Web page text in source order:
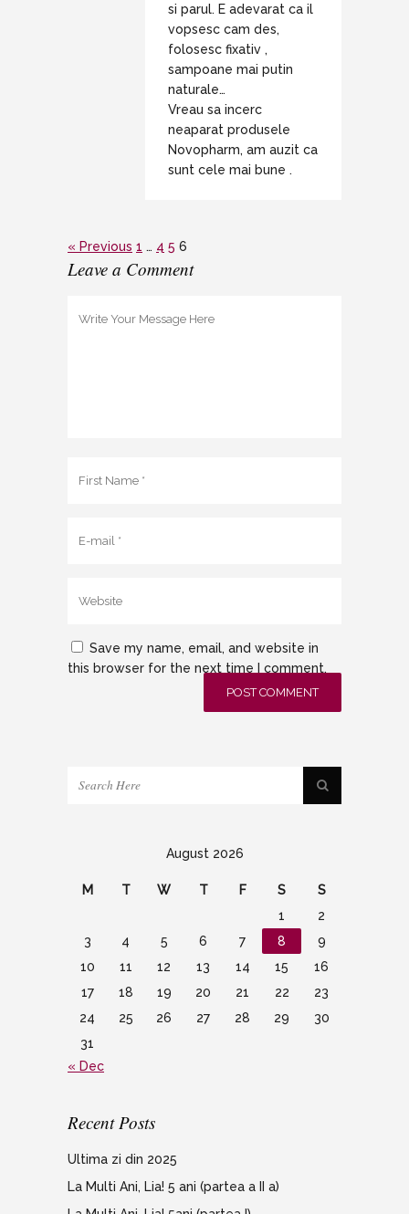
si parul. E adevarat ca il
vopsesc cam des,
folosesc fixativ ,
sampoane mai putin
naturale…
Vreau sa incerc
neaparat produsele
Novopharm, am auzit ca
sunt cele mai bune .
« Previous 1 … 4 5 6
Leave a Comment
Save my name, email, and website in
this browser for the next time I comment.
August 2026
M T W T F S
S
1
2
3
4 5 6 7 8
9
10
11 12 13 14 15
16
17
18 19 20 21 22
23
24
25 26 27 28 29
30
31
« Dec
Recent Posts
Ultima zi din 2025
La Multi Ani, Lia! 5 ani (partea a II a)